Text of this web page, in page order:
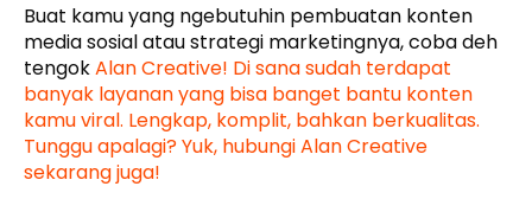
Buat kamu yang ngebutuhin pembuatan konten
media sosial atau strategi marketingnya, coba deh
tengokAlan Creative! Di sana sudah terdapat
banyak layanan yang bisa banget bantu konten
kamu viral. Lengkap, komplit, bahkan berkualitas.
Tunggu apalagi? Yuk, hubungi Alan Creative
sekarang juga!